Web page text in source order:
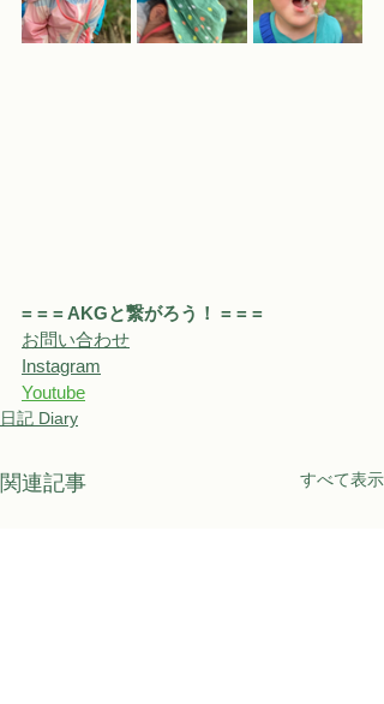
= = = AKGと繋がろう！ = = =
お問い合わせ
Instagram
Youtube
日記 Diary
関連記事 すべて表示